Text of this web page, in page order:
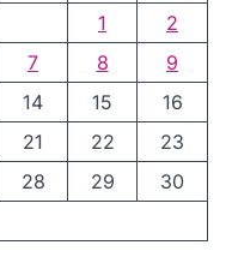
1
2
7 8
9
14 15
16
21 22
23
28 29
30